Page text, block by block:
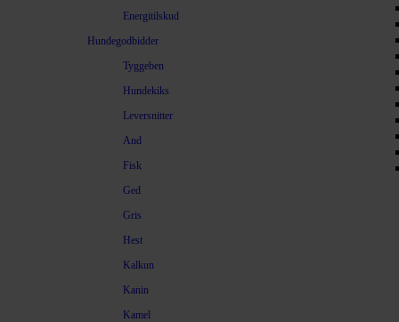
Energitilskud
Hundegodbidder
Tyggeben
Hundekiks
Leversnitter
And
Fisk
Ged
Gris
Hest
Kalkun
Kanin
Kamel